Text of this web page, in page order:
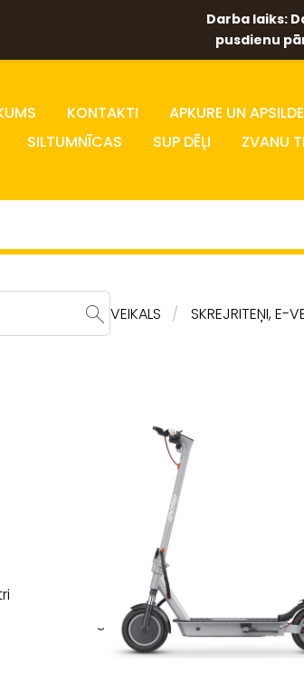
Darba laiks:
pusdienu
KONTAKTI APKURE UN APSILDE
SILTUMNĪCAS
SUP DĒĻI ZVANU
›
VEIKALS SKREJRITEŅI, E-